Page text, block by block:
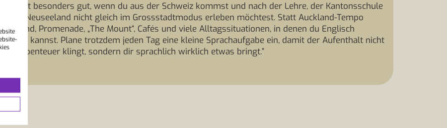
passt besonders gut, wenn du aus der Schweiz kommst und nach der Lehre, der Kantonsschule
Neuseeland nicht gleich im Grossstadtmodus erleben möchtest. Statt Auckland-Tempo
Strand, Promenade, „The Mount“, Cafés und viele Alltagssituationen, in denen du Englisch
kannst. Plane trotzdem jeden Tag eine kleine Sprachaufgabe ein, damit der Aufenthalt nicht
Abenteuer klingt, sondern dir sprachlich wirklich etwas bringt.”